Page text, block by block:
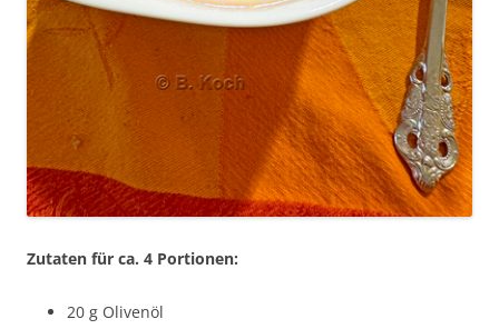
Zutaten für ca. 4 Portionen:
20 g Olivenöl